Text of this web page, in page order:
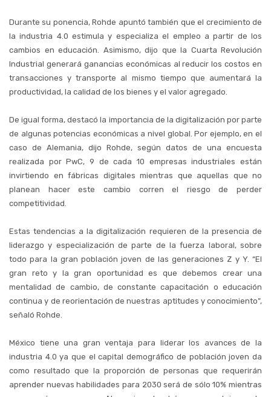
Durante su ponencia, Rohde apuntó también que el crecimiento de
la industria 4.0 estimula y especializa el empleo a partir de los
cambios en educación. Asimismo, dijo que la Cuarta Revolución
Industrial generará ganancias económicas al reducir los costos en
transacciones y transporte al mismo tiempo que aumentará la
productividad, la calidad de los bienes y el valor agregado.
De igual forma, destacó la importancia de la digitalización por parte
de algunas potencias económicas a nivel global. Por ejemplo, en el
caso de Alemania, dijo Rohde, según datos de una encuesta
realizada por PwC, 9 de cada 10 empresas industriales están
invirtiendo en fábricas digitales mientras que aquellas que no
planean hacer este cambio corren el riesgo de perder
competitividad.
Estas tendencias a la digitalización requieren de la presencia de
liderazgo y especialización de parte de la fuerza laboral, sobre
todo para la gran población joven de las generaciones Z y Y. “El
gran reto y la gran oportunidad es que debemos crear una
mentalidad de cambio, de constante capacitación o educación
continua y de reorientación de nuestras aptitudes y conocimiento”,
señaló Rohde.
México tiene una gran ventaja para liderar los avances de la
industria 4.0 ya que el capital demográfico de población joven da
como resultado que la proporción de personas que requerirán
aprender nuevas habilidades para 2030 será de sólo 10% mientras